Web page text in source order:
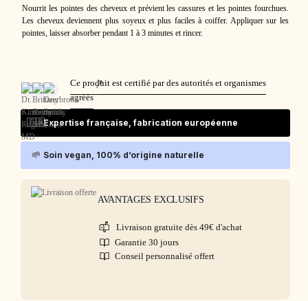
Nourrit les pointes des cheveux et prévient les cassures et les pointes fourchues.
Les cheveux deviennent plus soyeux et plus faciles à coiffer. Appliquer sur les
pointes, laisser absorber pendant 1 à 3 minutes et rincer.
Ce produit est certifié par des autorités et organismes
agréés
🇫🇷Expertise française, fabrication européenne
🌱 Soin vegan, 100% d’origine naturelle
AVANTAGES EXCLUSIFS
Livraison gratuite dès 49€ d'achat
Garantie 30 jours
Conseil personnalisé offert